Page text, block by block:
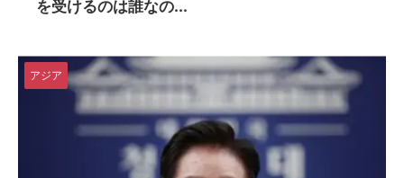
を受けるのは誰なの...
アジア